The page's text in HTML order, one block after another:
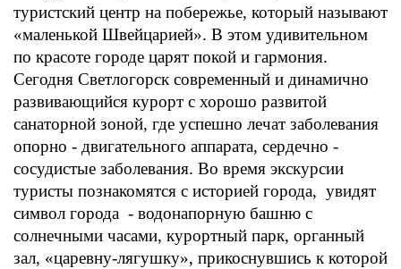
туристский центр на побережье, который называют
«маленькой Швейцарией». В этом удивительном
по красоте городе царят покой и гармония.
Сегодня Светлогорск современный и динамично
развивающийся курорт с хорошо развитой
санаторной зоной, где успешно лечат заболевания
опорно - двигательного аппарата, сердечно -
сосудистые заболевания. Во время экскурсии
туристы познакомятся с историей города, увидят
символ города - водонапорную башню с
солнечными часами, курортный парк, органный
зал, «царевну-лягушку», прикоснувшись к которой